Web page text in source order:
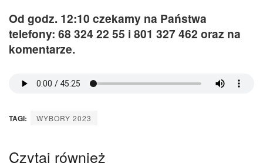
Od godz. 12:10 czekamy na Państwa
telefony: 68 324 22 55 i 801 327 462 oraz na
komentarze.
TAGI: WYBORY 2023
Czytaj również